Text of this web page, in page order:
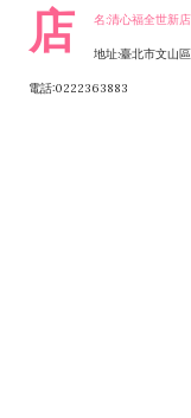
店 名:清心福全世新
地址:臺北市文山
電話:0222363883